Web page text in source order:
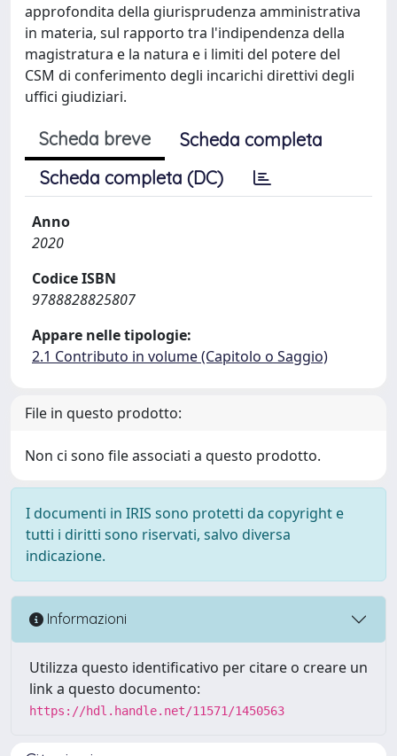
approfondita della giurisprudenza amministrativa
in materia, sul rapporto tra l'indipendenza della
magistratura e la natura e i limiti del potere del
CSM di conferimento degli incarichi direttivi degli
uffici giudiziari.
Scheda breve
Scheda completa
Scheda completa (DC)
Anno
2020
Codice ISBN
9788828825807
Appare nelle tipologie:
2.1 Contributo in volume (Capitolo o Saggio)
File in questo prodotto:
Non ci sono file associati a questo prodotto.
I documenti in IRIS sono protetti da copyright e
tutti i diritti sono riservati, salvo diversa
indicazione.
Informazioni
Utilizza questo identificativo per citare o creare un
link a questo documento:
https://hdl.handle.net/11571/1450563